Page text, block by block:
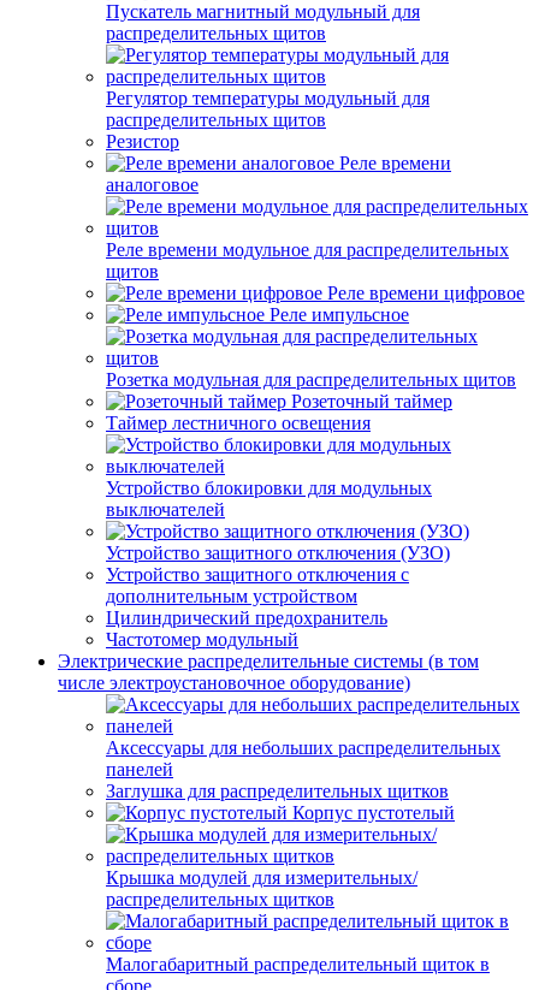
Пускатель магнитный модульный для
распределительных щитов
Регулятор температуры модульный для
распределительных щитов
Резистор
Реле времени
аналоговое
Реле времени модульное для распределительных
щитов
Реле времени цифровое
Реле импульсное
Розетка модульная для распределительных щитов
Розеточный таймер
Таймер лестничного освещения
Устройство блокировки для модульных
выключателей
Устройство защитного отключения (УЗО)
Устройство защитного отключения с
дополнительным устройством
Цилиндрический предохранитель
Частотомер модульный
Электрические распределительные системы (в том
числе электроустановочное оборудование)
Аксессуары для небольших распределительных
панелей
Заглушка для распределительных щитков
Корпус пустотелый
Крышка модулей для измерительных/
распределительных щитков
Малогабаритный распределительный щиток в
сборе